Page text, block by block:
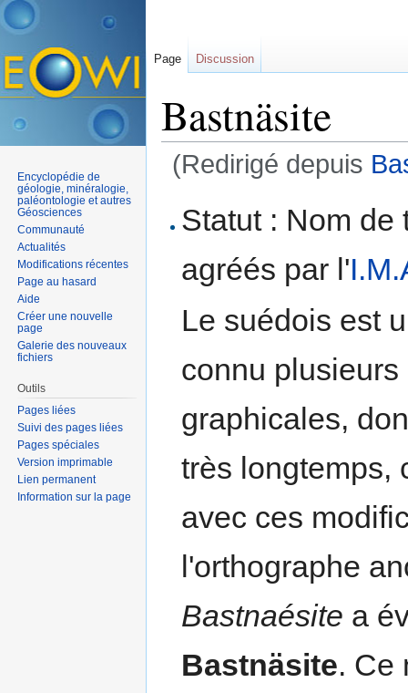
Bastnäsite
(Redirigé depuis
Statut : Nom de
agréés par l'
Le suédois est
connu
graphicales,
très longtemps,
avec ces
l'orthographe
Bastnaésite a
Bastnäsite. Ce
Page Discussion
Encyclopédie de
géologie, minéralogie,
paléontologie et autres
Géosciences
Communauté
Actualités
Modifications récentes
Page au hasard
Aide
Créer une nouvelle
page
Galerie des nouveaux
fichiers
Outils
Pages liées
Suivi des pages liées
Pages spéciales
Version imprimable
Lien permanent
Information sur la page